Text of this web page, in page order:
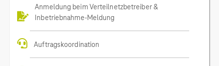
Anmeldung beim Verteilnetzbetreiber &
Inbetriebnahme-Meldung
Auftragskoordination